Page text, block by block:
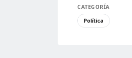
CATEGORÍA
Política